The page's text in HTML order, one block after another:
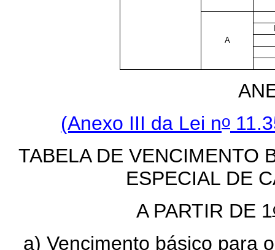
A
(Anexo III da Lei no
TABELA DE VENCIMENTO
ESPECIAL DE
A PARTIR DE 1
a) Vencimento básico para